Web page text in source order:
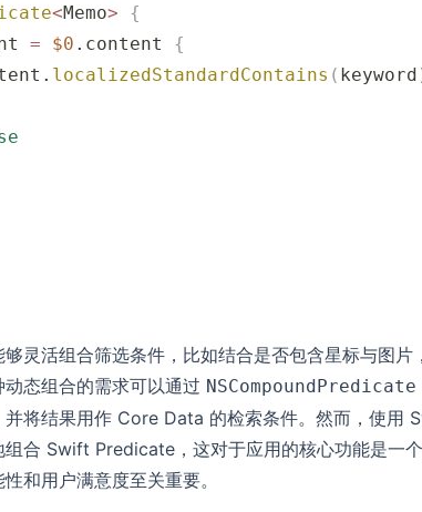
<Memo> {
= $0 .content {
localizedStandardContains ( keyword
灵活组合筛选条件，比如结合是否包含星标与图片
态组合的需求可以通过 NSCompoundPredicate
并将结果用作 Core Data 的检索条件。然而，使用
合 Swift Predicate，这对于应用的核心功能是一
和用户满意度至关重要。